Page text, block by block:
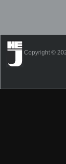
Copyright ©